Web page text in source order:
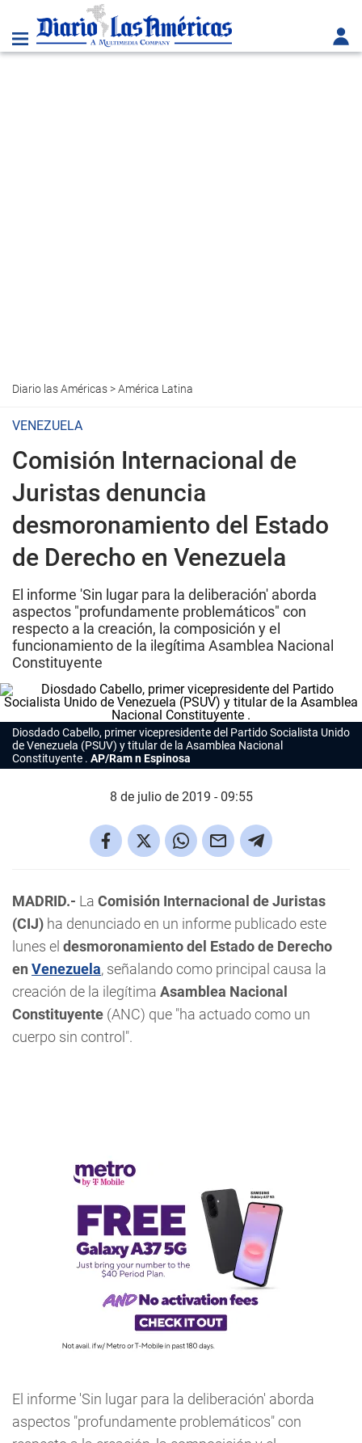
Diario las Américas>América Latina
VENEZUELA
Comisión Internacional de
Juristas denuncia
desmoronamiento del Estado
de Derecho en Venezuela
El informe 'Sin lugar para la deliberación' aborda
aspectos "profundamente problemáticos" con
respecto a la creación, la composición y el
funcionamiento de la ilegítima Asamblea Nacional
Constituyente
Diosdado Cabello, primer vicepresidente del Partido Socialista Unido
de Venezuela (PSUV) y titular de la Asamblea Nacional
Constituyente . AP/Ram n Espinosa
8 de julio de 2019 - 09:55
MADRID.- La Comisión Internacional de Juristas
(CIJ) ha denunciado en un informe publicado este
lunes el desmoronamiento del Estado de Derecho
en Venezuela, señalando como principal causa la
creación de la ilegítima Asamblea Nacional
Constituyente (ANC) que "ha actuado como un
cuerpo sin control".
El informe 'Sin lugar para la deliberación' aborda
aspectos "profundamente problemáticos" con